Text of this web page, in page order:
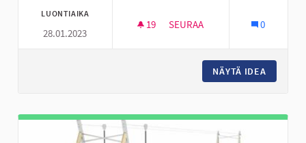
LUONTIAIKA
28.01.2023
19 19 SEURAAJAA
SEURAA 0
NÄYTÄ IDEA